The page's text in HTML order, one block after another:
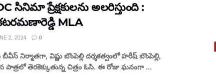
సినిమా ప్రేక్షకులను అలరిస్తుంది :
MLA
2, 2024 0
బీవీస్ నిర్మాతగా, విష్ణు బొంపెల్లి దర్శకత్వంలో హరీష్ బొంపెల్లి,
తెరకెక్కుతున్న చిత్రం ఓసి. ఈ రోజు ఘనంగా ...